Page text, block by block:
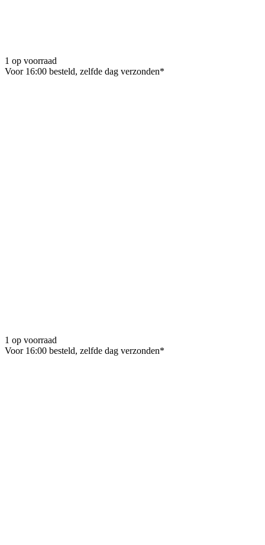
1 op voorraad
Voor 16:00 besteld, zelfde dag verzonden*
1 op voorraad
Voor 16:00 besteld, zelfde dag verzonden*